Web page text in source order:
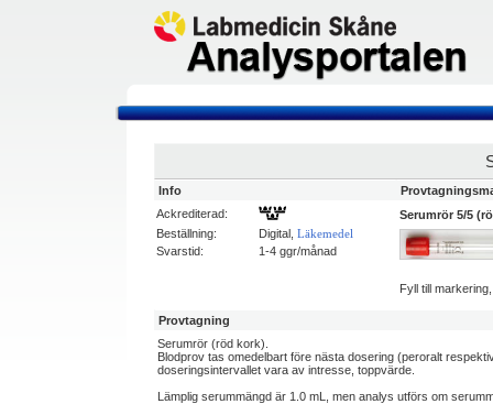
Info
Ackrediterad:
Beställning:
Digital, Läkemedel
Svarstid: 1-4 ggr/månad
Serumrör 5/5
Fyll till
Provtagning
Serumrör (röd kork).
Blodprov tas omedelbart före nästa dosering (peroralt
doseringsintervallet vara av intresse, toppvärde.
Lämplig serummängd är 1.0 mL, men analys utförs om